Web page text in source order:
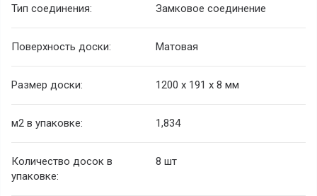
Тип соединения: Замковое соединение
Поверхность доски: Матовая
Размер доски: 1200 х 191 х 8 мм
м2 в упаковке: 1,834
Количество досок в
упаковке:
8 шт